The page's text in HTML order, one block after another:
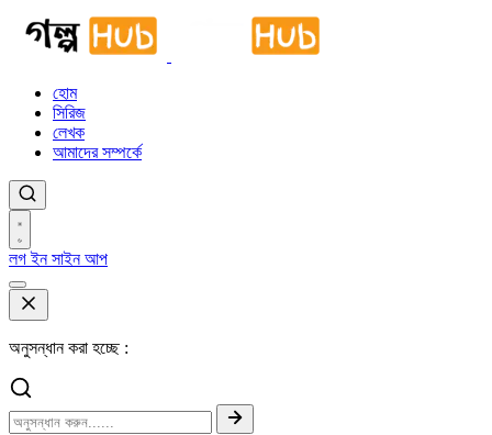
হোম
সিরিজ
লেখক
আমাদের সম্পর্কে
লগ ইনসাইন আপ
অনুসন্ধান করা হচ্ছে :